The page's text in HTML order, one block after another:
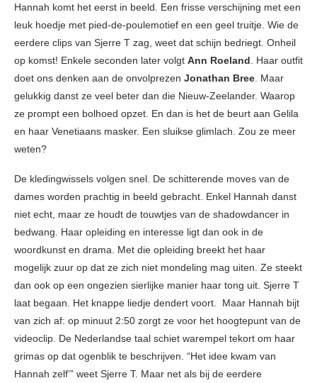
Hannah komt het eerst in beeld. Een frisse verschijning met een
leuk hoedje met pied-de-poulemotief en een geel truitje. Wie de
eerdere clips van Sjerre T zag, weet dat schijn bedriegt. Onheil
op komst! Enkele seconden later volgt Ann Roeland . Haar outfit
doet ons denken aan de onvolprezen Jonathan Bree . Maar
gelukkig danst ze veel beter dan die Nieuw-Zeelander. Waarop
ze prompt een bolhoed opzet. En dan is het de beurt aan Gelila
en haar Venetiaans masker. Een sluikse glimlach. Zou ze meer
weten?
De kledingwissels volgen snel. De schitterende moves van de
dames worden prachtig in beeld gebracht. Enkel Hannah danst
niet echt, maar ze houdt de touwtjes van de shadowdancer in
bedwang. Haar opleiding en interesse ligt dan ook in de
woordkunst en drama. Met die opleiding breekt het haar
mogelijk zuur op dat ze zich niet mondeling mag uiten. Ze steekt
dan ook op een ongezien sierlijke manier haar tong uit. Sjerre T
laat begaan. Het knappe liedje dendert voort. Maar Hannah bijt
van zich af: op minuut 2:50 zorgt ze voor het hoogtepunt van de
videoclip. De Nederlandse taal schiet warempel tekort om haar
grimas op dat ogenblik te beschrijven. “Het idee kwam van
Hannah zelf’” weet Sjerre T. Maar net als bij de eerdere